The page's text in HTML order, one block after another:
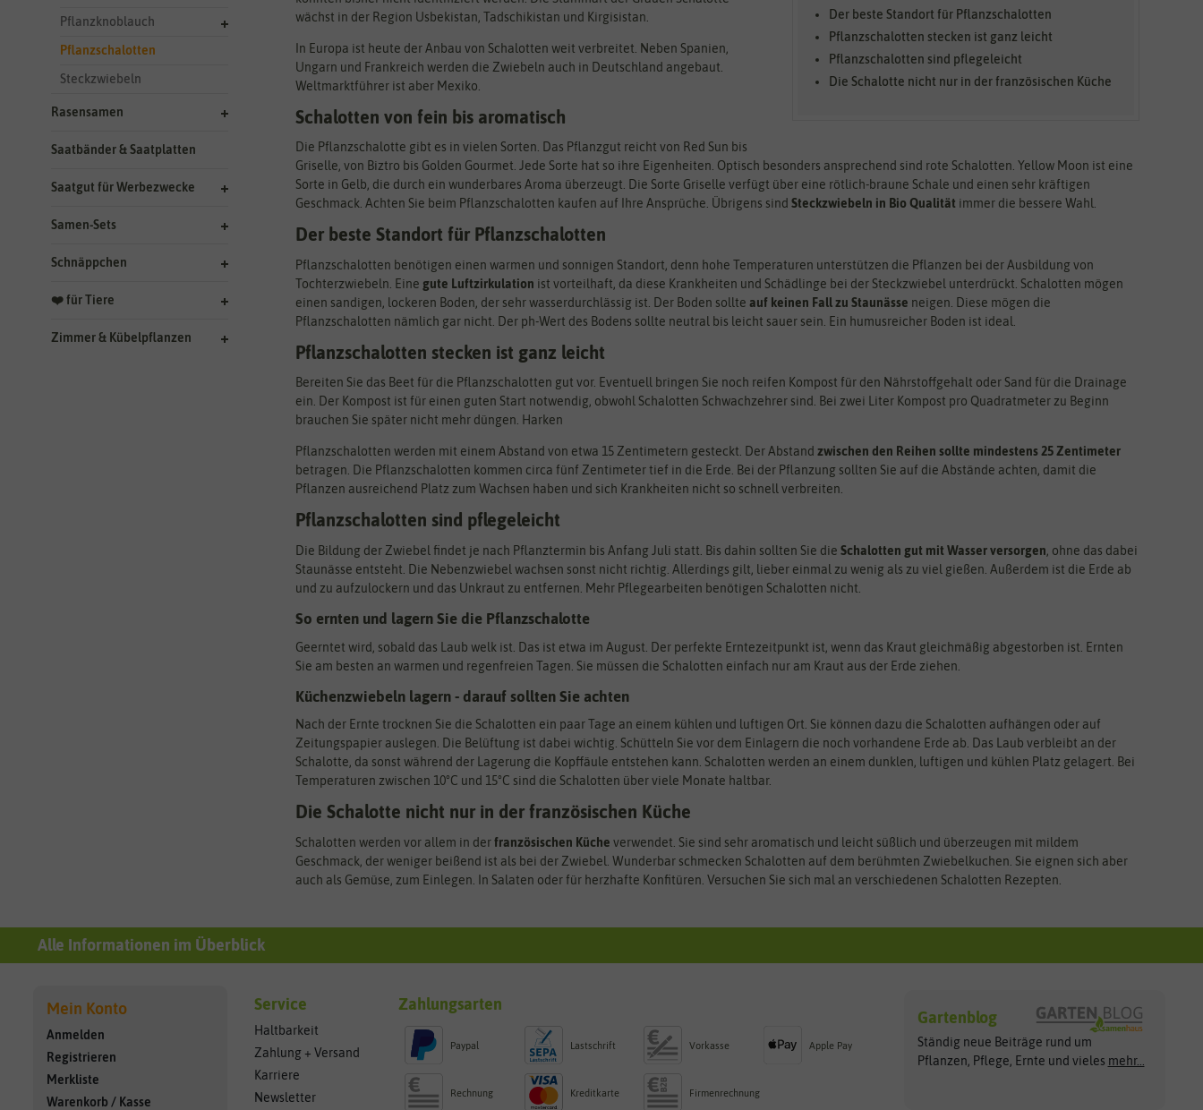
Pflanzknoblauch
Pflanzschalotten
Steckzwiebeln
Rasensamen
Saatbänder & Saatplatten
Saatgut für Werbezwecke
Samen-Sets
Schnäppchen
❤️ für Tiere
Zimmer & Kübelpflanzen
Der beste Standort für Pflanzschalotten
Pflanzschalotten stecken ist ganz leicht
Pflanzschalotten sind pflegeleicht
Die Schalotte nicht nur in der französischen Küche
wächst in der Region Usbekistan, Tadschikistan und Kirgisistan.
In Europa ist heute der Anbau von Schalotten weit verbreitet. Neben Spanien,
Ungarn und Frankreich werden die Zwiebeln auch in Deutschland angebaut.
Weltmarktführer ist aber Mexiko.
Schalotten von fein bis aromatisch
Die Pflanzschalotte gibt es in vielen Sorten. Das Pflanzgut reicht von Red Sun bis
Griselle, von Biztro bis Golden Gourmet. Jede Sorte hat so ihre Eigenheiten. Optisch besonders ansprechend sind rote Schalotten. Yellow Moon ist eine
Sorte in Gelb, die durch ein wunderbares Aroma überzeugt. Die Sorte Griselle verfügt über eine rötlich-braune Schale und einen sehr kräftigen
Geschmack. Achten Sie beim Pflanzschalotten kaufen auf Ihre Ansprüche. Übrigens sind Steckzwiebeln in Bio Qualität immer die bessere Wahl.
Der beste Standort für Pflanzschalotten
Pflanzschalotten benötigen einen warmen und sonnigen Standort, denn hohe Temperaturen unterstützen die Pflanzen bei der Ausbildung von
Tochterzwiebeln. Eine gute Luftzirkulation ist vorteilhaft, da diese Krankheiten und Schädlinge bei der Steckzwiebel unterdrückt. Schalotten mögen
einen sandigen, lockeren Boden, der sehr wasserdurchlässig ist. Der Boden sollte auf keinen Fall zu Staunässe neigen. Diese mögen die
Pflanzschalotten nämlich gar nicht. Der ph-Wert des Bodens sollte neutral bis leicht sauer sein. Ein humusreicher Boden ist ideal.
Pflanzschalotten stecken ist ganz leicht
Bereiten Sie das Beet für die Pflanzschalotten gut vor. Eventuell bringen Sie noch reifen Kompost für den Nährstoffgehalt oder Sand für die Drainage
ein. Der Kompost ist für einen guten Start notwendig, obwohl Schalotten Schwachzehrer sind. Bei zwei Liter Kompost pro Quadratmeter zu Beginn
brauchen Sie später nicht mehr düngen. Harken
Pflanzschalotten werden mit einem Abstand von etwa 15 Zentimetern gesteckt. Der Abstand zwischen den Reihen sollte mindestens 25 Zentimeter
betragen. Die Pflanzschalotten kommen circa fünf Zentimeter tief in die Erde. Bei der Pflanzung sollten Sie auf die Abstände achten, damit die
Pflanzen ausreichend Platz zum Wachsen haben und sich Krankheiten nicht so schnell verbreiten.
Pflanzschalotten sind pflegeleicht
Die Bildung der Zwiebel findet je nach Pflanztermin bis Anfang Juli statt. Bis dahin sollten Sie die Schalotten gut mit Wasser versorgen, ohne das dabei
Staunässe entsteht. Die Nebenzwiebel wachsen sonst nicht richtig. Allerdings gilt, lieber einmal zu wenig als zu viel gießen. Außerdem ist die Erde ab
und zu aufzulockern und das Unkraut zu entfernen. Mehr Pflegearbeiten benötigen Schalotten nicht.
So ernten und lagern Sie die Pflanzschalotte
Geerntet wird, sobald das Laub welk ist. Das ist etwa im August. Der perfekte Erntezeitpunkt ist, wenn das Kraut gleichmäßig abgestorben ist. Ernten
Sie am besten an warmen und regenfreien Tagen. Sie müssen die Schalotten einfach nur am Kraut aus der Erde ziehen.
Küchenzwiebeln lagern - darauf sollten Sie achten
Nach der Ernte trocknen Sie die Schalotten ein paar Tage an einem kühlen und luftigen Ort. Sie können dazu die Schalotten aufhängen oder auf
Zeitungspapier auslegen. Die Belüftung ist dabei wichtig. Schütteln Sie vor dem Einlagern die noch vorhandene Erde ab. Das Laub verbleibt an der
Schalotte, da sonst während der Lagerung die Kopffäule entstehen kann. Schalotten werden an einem dunklen, luftigen und kühlen Platz gelagert. Bei
Temperaturen zwischen 10°C und 15°C sind die Schalotten über viele Monate haltbar.
Die Schalotte nicht nur in der französischen Küche
Schalotten werden vor allem in derfranzösischen Küche verwendet. Sie sind sehr aromatisch und leicht süßlich und überzeugen mit mildem
Geschmack, der weniger beißend ist als bei der Zwiebel. Wunderbar schmecken Schalotten auf dem berühmten Zwiebelkuchen. Sie eignen sich aber
auch als Gemüse, zum Einlegen. In Salaten oder für herzhafte Konfitüren. Versuchen Sie sich mal an verschiedenen Schalotten Rezepten.
Alle Informationen im Überblick
Mein Konto
Anmelden
Registrieren
Merkliste
Warenkorb / Kasse
Service
Haltbarkeit
Zahlung + Versand
Karriere
Newsletter
Zahlungsarten
Paypal Lastschrift Vorkasse Apple Pay
Rechnung Kreditkarte Firmenrechnung
Gartenblog
Ständig neue Beiträge rund um
Pflanzen, Pflege, Ernte und vieles mehr...